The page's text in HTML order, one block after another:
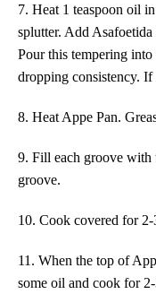
7. Heat 1 teaspoon oil
splutter. Add
Pour this tempering
dropping consistency.
8. Heat Appe Pan.
9. Fill each groove with
groove.
10. Cook covered for
11 . When the top of
some oil and cook for